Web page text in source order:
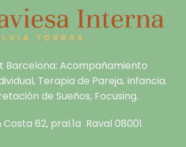
Barcelona: Acompañamiento
Terapia de Pareja, Infancia.
de Sueños, Focusing.
62, pral.1a Raval 08001